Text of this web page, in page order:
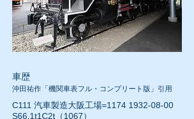
車歴
沖田祐作「機関車表フル・コンプリート版」引用
C111 汽車製造大阪工場=1174 1932-08-00
S66.1t1C2t（1067）